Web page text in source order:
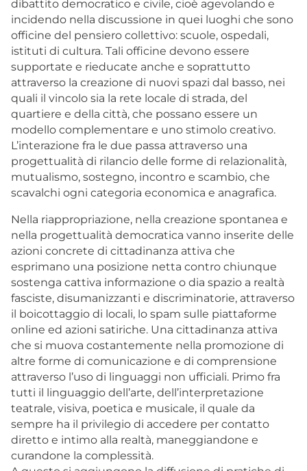
dibattito democratico e civile, cioè agevolando e
incidendo nella discussione in quei luoghi che sono
officine del pensiero collettivo: scuole, ospedali,
istituti di cultura. Tali officine devono essere
supportate e rieducate anche e soprattutto
attraverso la creazione di nuovi spazi dal basso, nei
quali il vincolo sia la rete locale di strada, del
quartiere e della città, che possano essere un
modello complementare e uno stimolo creativo.
L’interazione fra le due passa attraverso una
progettualità di rilancio delle forme di relazionalità,
mutualismo, sostegno, incontro e scambio, che
scavalchi ogni categoria economica e anagrafica.
Nella riappropriazione, nella creazione spontanea e
nella progettualità democratica vanno inserite delle
azioni concrete di cittadinanza attiva che
esprimano una posizione netta contro chiunque
sostenga cattiva informazione o dia spazio a realtà
fasciste, disumanizzanti e discriminatorie, attraverso
il boicottaggio di locali, lo spam sulle piattaforme
online ed azioni satiriche. Una cittadinanza attiva
che si muova costantemente nella promozione di
altre forme di comunicazione e di comprensione
attraverso l’uso di linguaggi non ufficiali. Primo fra
tutti il linguaggio dell’arte, dell’interpretazione
teatrale, visiva, poetica e musicale, il quale da
sempre ha il privilegio di accedere per contatto
diretto e intimo alla realtà, maneggiandone e
curandone la complessità.